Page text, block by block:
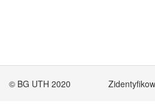
© BG UTH 2020